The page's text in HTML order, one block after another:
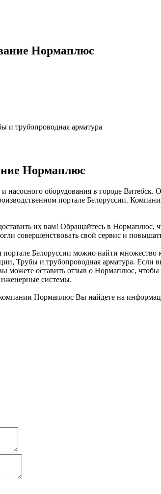
Нормаплюс
и трубопроводная арматура
Нормаплюс
оборудования в городе
портале Белоруссии.
их вам! Обращайтесь в Нормаплюс,
совершенствовать свой сервис и
Белоруссии можно найти множество
Трубы и трубопроводная арматура. Если
можете оставить отзыв о Нормаплюс,
системы.
Нормаплюс Вы найдете на